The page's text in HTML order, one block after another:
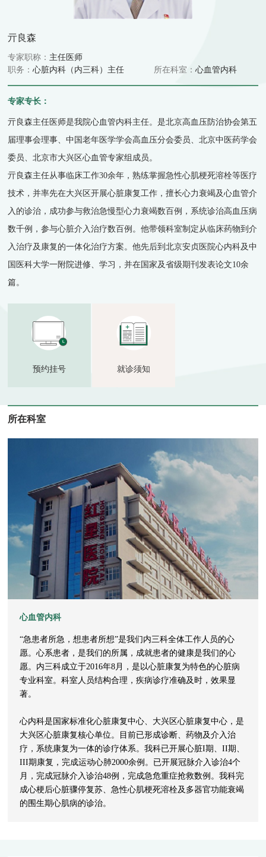
亓良森
专家职称： 主任医师
职务：心脏内科（内三科）主任 所在科室：心血管内科
专家专长：
亓良森主任医师是我院心血管内科主任。是北京高血压防治协会第五
届理事会理事、中国老年医学学会高血压分会委员、北京中医药学会
委员、北京市大兴区心血管专家组成员。
亓良森主任从事临床工作30余年，熟练掌握急性心肌梗死溶栓等医疗
技术，并率先在大兴区开展心脏康复工作，擅长心力衰竭及心血管介
入的诊治，成功参与救治急慢型心力衰竭数百例，系统诊治高血压病
数千例，参与心脏介入治疗数百例。他带领科室制定从临床药物到介
入治疗及康复的一体化治疗方案。他先后到北京安贞医院心内科及中
国医科大学一附院进修、学习，并在国家及省级期刊发表论文10余
篇。
预约挂号 就诊须知
所在科室
心血管内科
“急患者所急，想患者所想”是我们内三科全体工作人员的心
愿。心系患者，是我们的所属，成就患者的健康是我们的心
愿。内三科成立于2016年8月，是以心脏康复为特色的心脏病
专业科室。科室人员结构合理，疾病诊疗准确及时，效果显
著。
心内科是国家标准化心脏康复中心、大兴区心脏康复中心，是
大兴区心脏康复核心单位。目前已形成诊断、药物及介入治
疗，系统康复为一体的诊疗体系。我科已开展心脏I期、II期、
III期康复，完成运动心肺2000余例。已开展冠脉介入诊治4个
月，完成冠脉介入诊治48例，完成急危重症抢救数例。我科完
成心梗后心脏骤停复苏、急性心肌梗死溶栓及多器官功能衰竭
的围生期心肌病的诊治。